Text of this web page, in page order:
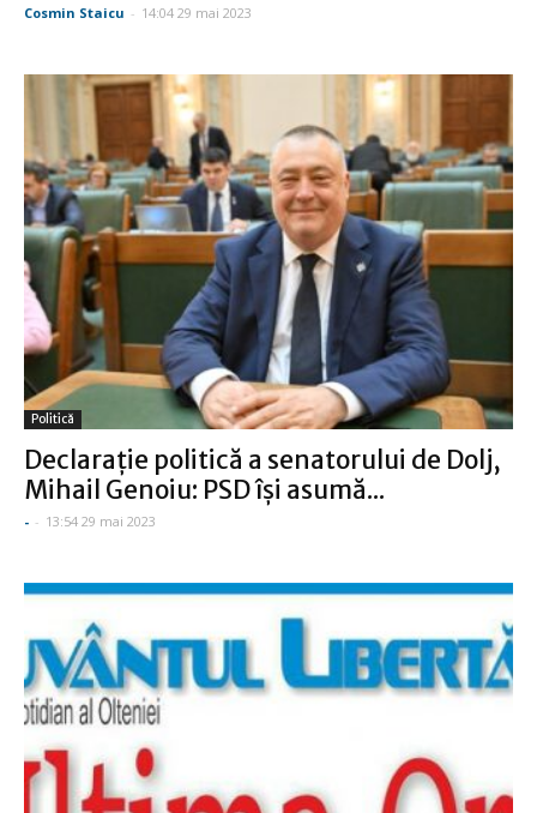
Cosmin Staicu - 14:04 29 mai 2023
Politică
Declaraţie politică a senatorului de Dolj,
Mihail Genoiu: PSD își asumă...
- - 13:54 29 mai 2023